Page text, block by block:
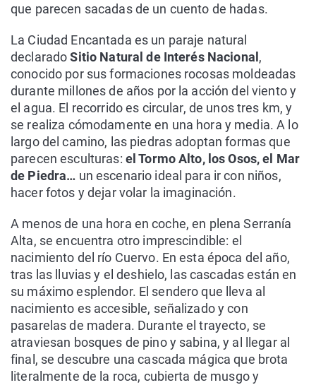
que parecen sacadas de un cuento de hadas.
La Ciudad Encantada es un paraje natural
declaradoSitio Natural de Interés Nacional ,
conocido por sus formaciones rocosas moldeadas
durante millones de años por la acción del viento y
el agua. El recorrido es circular, de unos tres km, y
se realiza cómodamente en una hora y media. A lo
largo del camino, las piedras adoptan formas que
parecen esculturas: el Tormo Alto, los Osos, el Mar
de Piedra… un escenario ideal para ir con niños,
hacer fotos y dejar volar la imaginación.
A menos de una hora en coche, en plena Serranía
Alta, se encuentra otro imprescindible: el
nacimiento del río Cuervo. En esta época del año,
tras las lluvias y el deshielo, las cascadas están en
su máximo esplendor. El sendero que lleva al
nacimiento es accesible, señalizado y con
pasarelas de madera. Durante el trayecto, se
atraviesan bosques de pino y sabina, y al llegar al
final, se descubre una cascada mágica que brota
literalmente de la roca, cubierta de musgo y